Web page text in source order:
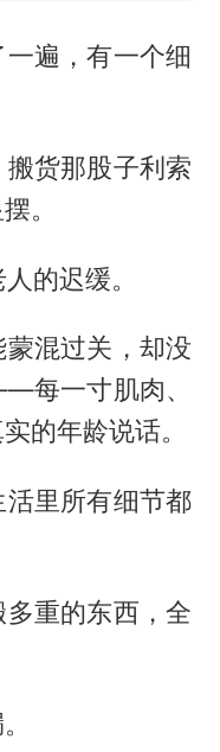
遍，有一个细
货那股子利索
。
的迟缓。
混过关，却没
每一寸肌肉、
的年龄说话。
里所有细节都
重的东西，全